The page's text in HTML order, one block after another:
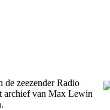
zeezender Radio
archief van Max Lewin